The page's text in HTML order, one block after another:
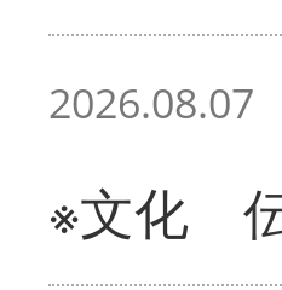
2026.08.07
※文化